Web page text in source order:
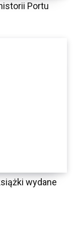
Portu
wydane